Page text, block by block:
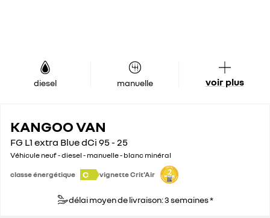
diesel manuelle voir plus
KANGOO VAN
FG L1 extra Blue dCi 95 - 25
Véhicule neuf - diesel - manuelle - blanc minéral
classe énergétique C vignette Crit'Air
délai moyen de livraison: 3 semaines *